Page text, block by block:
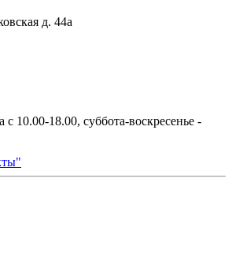
д. 44а
10.00-18.00, суббота-воскресенье -